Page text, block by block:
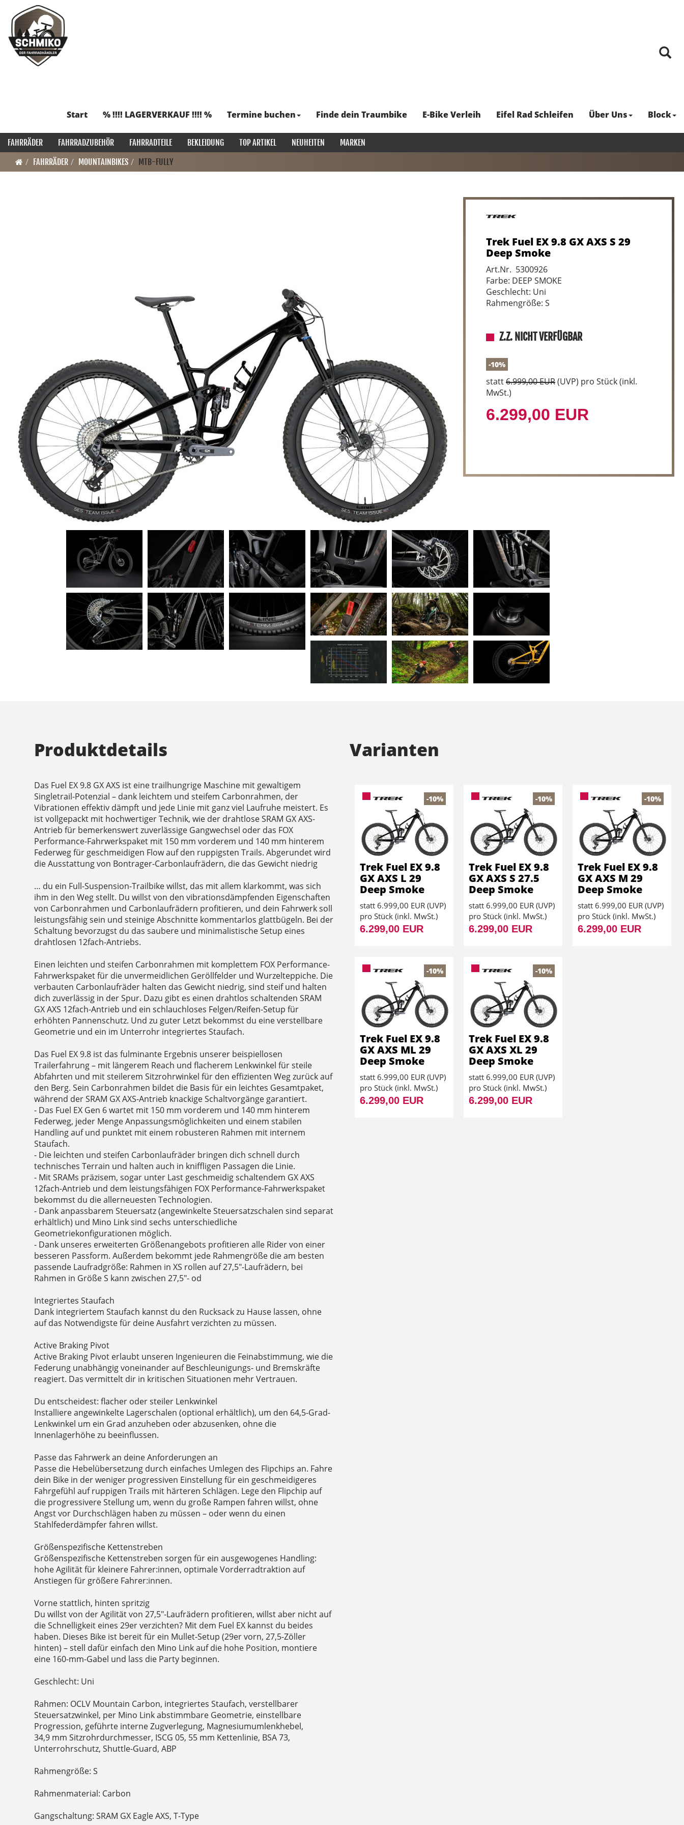
Start % !!!! LAGERVERKAUF !!!! % Termine buchen Finde dein Traumbike E-Bike Verleih Eifel Rad Schleifen Über Uns Block
FAHRRÄDER FAHRRADZUBEHÖR FAHRRADTEILE BEKLEIDUNG TOP ARTIKEL NEUHEITEN
MARKEN
FAHRRÄDER
MOUNTAINBIKES MTB-FULLY
Trek Fuel EX 9.8 GX AXS S 29
Deep Smoke
Art.Nr. 5300926
Farbe: DEEP SMOKE
Geschlecht: Uni
Rahmengröße: S
Z.Z. NICHT VERFÜGBAR
-10%
statt6.999,00 EUR(UVP) pro Stück (inkl.
MwSt.)
6.299,00 EUR
Produktdetails
Das Fuel EX 9.8 GX AXS ist eine trailhungrige Maschine mit gewaltigem
Singletrail-Potenzial – dank leichtem und steifem Carbonrahmen, der
Vibrationen effektiv dämpft und jede Linie mit ganz viel Laufruhe meistert. Es
ist vollgepackt mit hochwertiger Technik, wie der drahtlose SRAM GX AXS-
Antrieb für bemerkenswert zuverlässige Gangwechsel oder das FOX
Performance-Fahrwerkspaket mit 150 mm vorderem und 140 mm hinterem
Federweg für geschmeidigen Flow auf den ruppigsten Trails. Abgerundet wird
die Ausstattung von Bontrager-Carbonlaufrädern, die das Gewicht niedrig
… du ein Full-Suspension-Trailbike willst, das mit allem klarkommt, was sich
ihm in den Weg stellt. Du willst von den vibrationsdämpfenden Eigenschaften
von Carbonrahmen und Carbonlaufrädern profitieren, und dein Fahrwerk soll
leistungsfähig sein und steinige Abschnitte kommentarlos glattbügeln. Bei der
Schaltung bevorzugst du das saubere und minimalistische Setup eines
drahtlosen 12fach-Antriebs.
Einen leichten und steifen Carbonrahmen mit komplettem FOX Performance-
Fahrwerkspaket für die unvermeidlichen Geröllfelder und Wurzelteppiche. Die
verbauten Carbonlaufräder halten das Gewicht niedrig, sind steif und halten
dich zuverlässig in der Spur. Dazu gibt es einen drahtlos schaltenden SRAM
GX AXS 12fach-Antrieb und ein schlauchloses Felgen/Reifen-Setup für
erhöhten Pannenschutz. Und zu guter Letzt bekommst du eine verstellbare
Geometrie und ein im Unterrohr integriertes Staufach.
Das Fuel EX 9.8 ist das fulminante Ergebnis unserer beispiellosen
Trailerfahrung – mit längerem Reach und flacherem Lenkwinkel für steile
Abfahrten und mit steilerem Sitzrohrwinkel für den effizienten Weg zurück auf
den Berg. Sein Carbonrahmen bildet die Basis für ein leichtes Gesamtpaket,
während der SRAM GX AXS-Antrieb knackige Schaltvorgänge garantiert.
- Das Fuel EX Gen 6 wartet mit 150 mm vorderem und 140 mm hinterem
Federweg, jeder Menge Anpassungsmöglichkeiten und einem stabilen
Handling auf und punktet mit einem robusteren Rahmen mit internem
Staufach.
- Die leichten und steifen Carbonlaufräder bringen dich schnell durch
technisches Terrain und halten auch in kniffligen Passagen die Linie.
- Mit SRAMs präzisem, sogar unter Last geschmeidig schaltendem GX AXS
12fach-Antrieb und dem leistungsfähigen FOX Performance-Fahrwerkspaket
bekommst du die allerneuesten Technologien.
- Dank anpassbarem Steuersatz (angewinkelte Steuersatzschalen sind separat
erhältlich) und Mino Link sind sechs unterschiedliche
Geometriekonfigurationen möglich.
- Dank unseres erweiterten Größenangebots profitieren alle Rider von einer
besseren Passform. Außerdem bekommt jede Rahmengröße die am besten
passende Laufradgröße: Rahmen in XS rollen auf 27,5"-Laufrädern, bei
Rahmen in Größe S kann zwischen 27,5"- od
Integriertes Staufach
Dank integriertem Staufach kannst du den Rucksack zu Hause lassen, ohne
auf das Notwendigste für deine Ausfahrt verzichten zu müssen.
Active Braking Pivot
Active Braking Pivot erlaubt unseren Ingenieuren die Feinabstimmung, wie die
Federung unabhängig voneinander auf Beschleunigungs- und Bremskräfte
reagiert. Das vermittelt dir in kritischen Situationen mehr Vertrauen.
Du entscheidest: flacher oder steiler Lenkwinkel
Installiere angewinkelte Lagerschalen (optional erhältlich), um den 64,5-Grad-
Lenkwinkel um ein Grad anzuheben oder abzusenken, ohne die
Innenlagerhöhe zu beeinflussen.
Passe das Fahrwerk an deine Anforderungen an
Passe die Hebelübersetzung durch einfaches Umlegen des Flipchips an. Fahre
dein Bike in der weniger progressiven Einstellung für ein geschmeidigeres
Fahrgefühl auf ruppigen Trails mit härteren Schlägen. Lege den Flipchip auf
die progressivere Stellung um, wenn du große Rampen fahren willst, ohne
Angst vor Durchschlägen haben zu müssen – oder wenn du einen
Stahlfederdämpfer fahren willst.
Größenspezifische Kettenstreben
Größenspezifische Kettenstreben sorgen für ein ausgewogenes Handling:
hohe Agilität für kleinere Fahrer:innen, optimale Vorderradtraktion auf
Anstiegen für größere Fahrer:innen.
Vorne stattlich, hinten spritzig
Du willst von der Agilität von 27,5"-Laufrädern profitieren, willst aber nicht auf
die Schnelligkeit eines 29er verzichten? Mit dem Fuel EX kannst du beides
haben. Dieses Bike ist bereit für ein Mullet-Setup (29er vorn, 27,5-Zöller
hinten) – stell dafür einfach den Mino Link auf die hohe Position, montiere
eine 160-mm-Gabel und lass die Party beginnen.
Geschlecht: Uni
Rahmen: OCLV Mountain Carbon, integriertes Staufach, verstellbarer
Steuersatzwinkel, per Mino Link abstimmbare Geometrie, einstellbare
Progression, geführte interne Zugverlegung, Magnesiumumlenkhebel,
34,9 mm Sitzrohrdurchmesser, ISCG 05, 55 mm Kettenlinie, BSA 73,
Unterrohrschutz, Shuttle-Guard, ABP
Rahmengröße: S
Rahmenmaterial: Carbon
Gangschaltung: SRAM GX Eagle AXS, T-Type
Varianten
-10%
Trek Fuel EX 9.8
GX AXS L 29
Deep Smoke
statt 6.999,00 EUR (UVP)
pro Stück (inkl. MwSt.)
6.299,00 EUR
-10%
Trek Fuel EX 9.8
GX AXS S 27.5
Deep Smoke
statt 6.999,00 EUR (UVP)
pro Stück (inkl. MwSt.)
6.299,00 EUR
-10%
Trek Fuel EX 9.8
GX AXS M 29
Deep Smoke
statt 6.999,00 EUR (UVP)
pro Stück (inkl. MwSt.)
6.299,00 EUR
-10%
Trek Fuel EX 9.8
GX AXS ML 29
Deep Smoke
statt 6.999,00 EUR (UVP)
pro Stück (inkl. MwSt.)
6.299,00 EUR
-10%
Trek Fuel EX 9.8
GX AXS XL 29
Deep Smoke
statt 6.999,00 EUR (UVP)
pro Stück (inkl. MwSt.)
6.299,00 EUR